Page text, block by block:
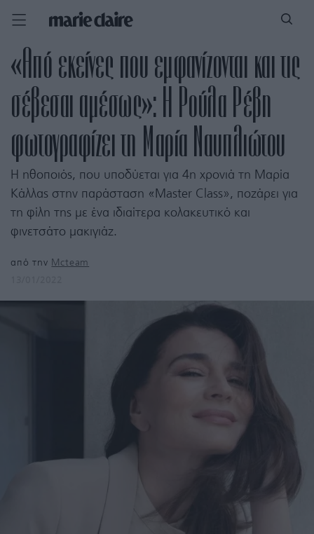
«Από εκείνες που εμφανίζονται και τις
σέβεσαι αμέσως»: H Ρούλα Ρέβη
φωτογραφίζει τη Μαρία Ναυπλιώτου
Η ηθοποιός, που υποδύεται για 4η χρονιά τη Μαρία
Κάλλας στην παράσταση «Master Class», ποζάρει για
τη φίλη της με ένα ιδιαίτερα κολακευτικό και
φινετσάτο μακιγιάζ.
από την Mcteam